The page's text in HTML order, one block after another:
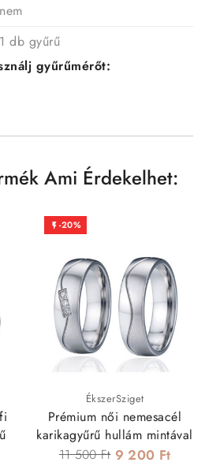
nem
1 db gyűrű
gyűrűmérőt:
Ami Érdekelhet:
 -20%
ÉkszerSziget
Prémium női nemesacél
karikagyűrű hullám mintával
11 500 Ft 9 200 Ft